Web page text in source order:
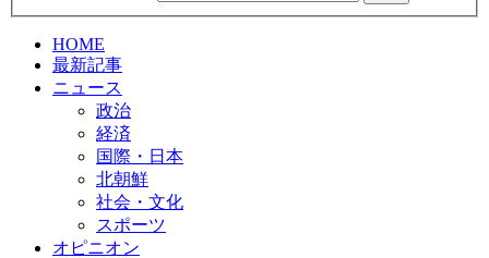
HOME
最新記事
ニュース
政治
経済
国際・日本
北朝鮮
社会・文化
スポーツ
オピニオン